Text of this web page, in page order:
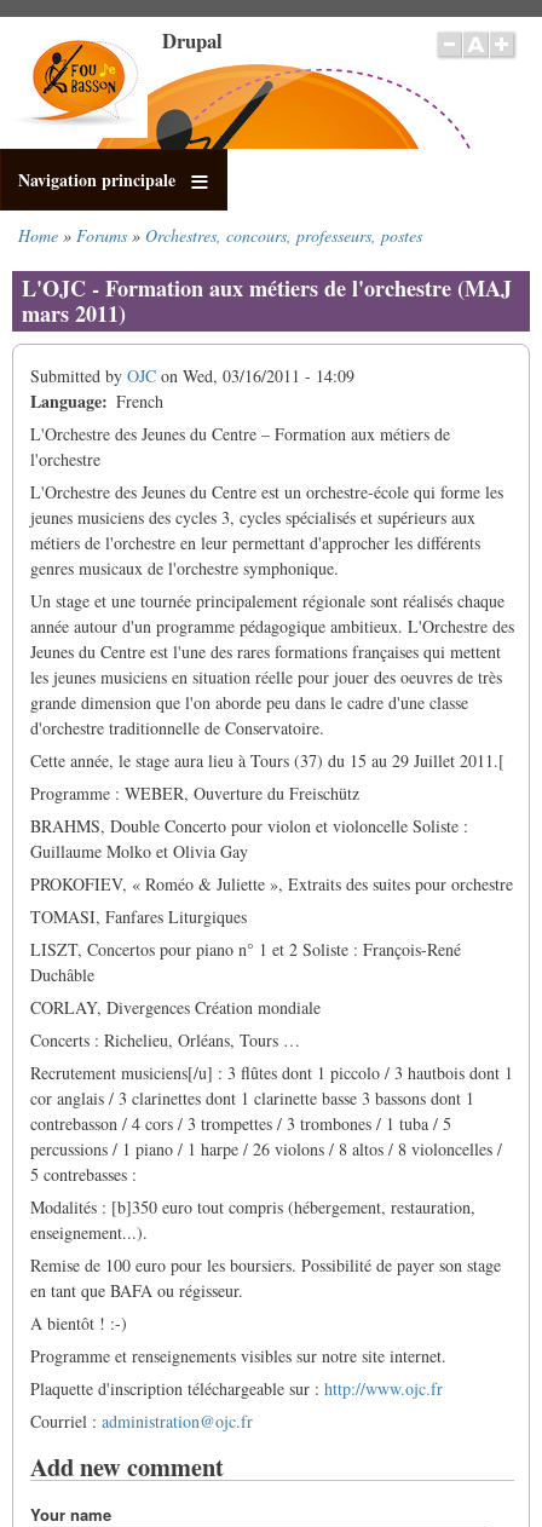
main
content
Drupal
Navigation principale
Home Forums Orchestres, concours, professeurs, postes
L'OJC - Formation aux métiers de l'orchestre (MAJ
mars 2011)
Submitted by OJC on Wed, 03/16/2011 - 14:09
Language
French
L'Orchestre des Jeunes du Centre – Formation aux métiers de
l'orchestre
L'Orchestre des Jeunes du Centre est un orchestre-école qui forme les
jeunes musiciens des cycles 3, cycles spécialisés et supérieurs aux
métiers de l'orchestre en leur permettant d'approcher les différents
genres musicaux de l'orchestre symphonique.
Un stage et une tournée principalement régionale sont réalisés chaque
année autour d'un programme pédagogique ambitieux. L'Orchestre des
Jeunes du Centre est l'une des rares formations françaises qui mettent
les jeunes musiciens en situation réelle pour jouer des oeuvres de très
grande dimension que l'on aborde peu dans le cadre d'une classe
d'orchestre traditionnelle de Conservatoire.
Cette année, le stage aura lieu à Tours (37) du 15 au 29 Juillet 2011.[
Programme : WEBER, Ouverture du Freischütz
BRAHMS, Double Concerto pour violon et violoncelle Soliste :
Guillaume Molko et Olivia Gay
PROKOFIEV, « Roméo & Juliette », Extraits des suites pour orchestre
TOMASI, Fanfares Liturgiques
LISZT, Concertos pour piano n° 1 et 2 Soliste : François-René
Duchâble
CORLAY, Divergences Création mondiale
Concerts : Richelieu, Orléans, Tours …
Recrutement musiciens[/u] : 3 flûtes dont 1 piccolo / 3 hautbois dont 1
cor anglais / 3 clarinettes dont 1 clarinette basse 3 bassons dont 1
contrebasson / 4 cors / 3 trompettes / 3 trombones / 1 tuba / 5
percussions / 1 piano / 1 harpe / 26 violons / 8 altos / 8 violoncelles /
5 contrebasses :
Modalités : [b]350 euro tout compris (hébergement, restauration,
enseignement...).
Remise de 100 euro pour les boursiers. Possibilité de payer son stage
en tant que BAFA ou régisseur.
A bientôt ! :-)
Programme et renseignements visibles sur notre site internet.
Plaquette d'inscription téléchargeable sur : http://www.ojc.fr
Courriel : administration@ojc.fr
Add new comment
Your name